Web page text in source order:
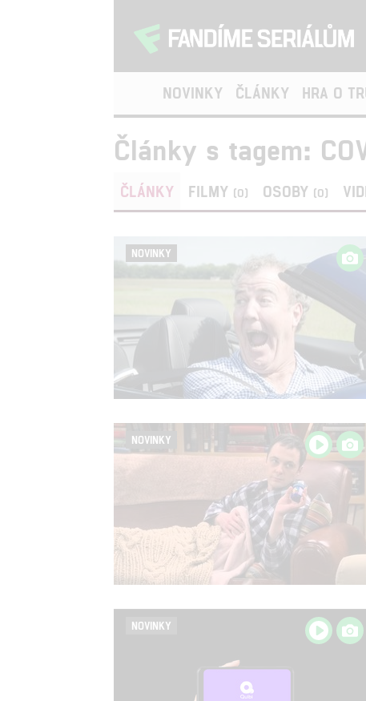
NOVINKY ČLÁNKY HRA O
Články s tagem:
ČLÁNKY FILMY (0) OSOBY (0)
NOVINKY
NOVINKY
NOVINKY